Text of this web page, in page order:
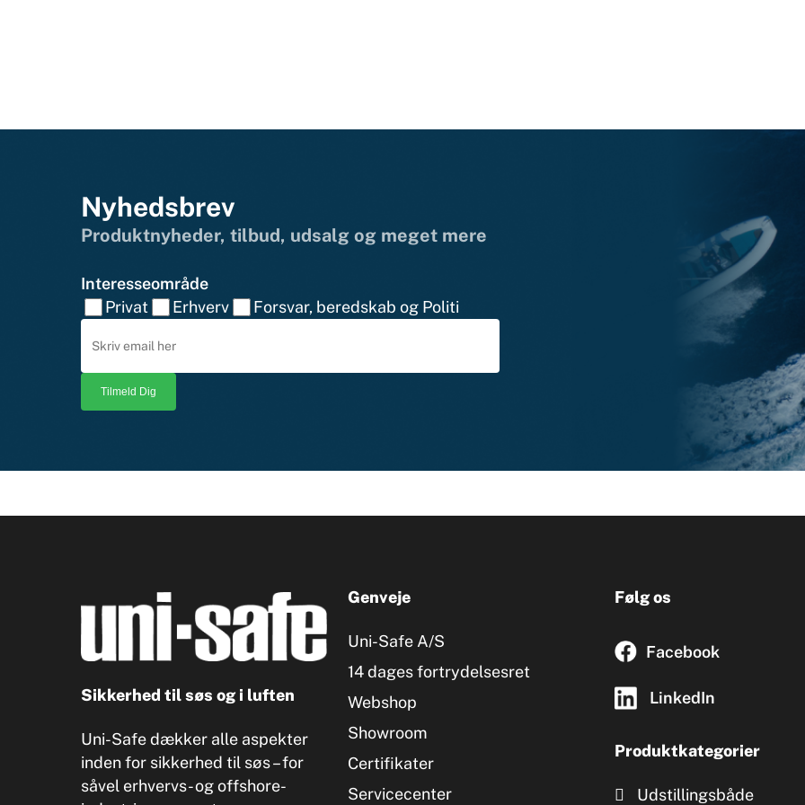
Nyhedsbrev
Produktnyheder, tilbud, udsalg og meget mere
Interesseområde
Privat
Erhverv Forsvar, beredskab og Politi
Sikkerhed til søs og i luften
Uni-Safe dækker alle aspekter
inden for sikkerhed til søs – for
såvel erhvervs- og offshore-
Genveje
Uni-Safe A/S
14 dages fortrydelsesret
Webshop
Showroom
Certifikater
Servicecenter
Følg os
Facebook
LinkedIn
Produktkategorier
Udstillingsbåde